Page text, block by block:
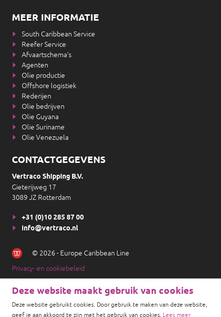
MEER INFORMATIE
South Caribbean Service
Reefer Service
Afvaartschema's
Agenten
Olie productie
Offshore logistiek
Rederijen
Olie bedrijven
Olie Guyana
Olie Suriname
Olie Venezuela
CONTACTGEGEVENS
Vertraco Shipping B.V.
Gieterijweg 17
3089 JZ Rotterdam
+31 (0)10 285 87 00
info@vertraco.nl
© 2026 - Europe Caribbean Line
Privacy- en cookiebeleid
Deze website maakt gebruik van cookies
Deze website gebruikt cookies. Door gebruik te maken van deze website,
geef je aan akkoord te zijn met het gebruik van cookies. Lees meer